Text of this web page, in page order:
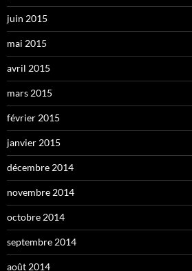
juin 2015
mai 2015
avril 2015
mars 2015
février 2015
janvier 2015
décembre 2014
novembre 2014
octobre 2014
septembre 2014
août 2014